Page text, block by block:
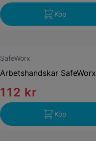
Köp
SafeWorx
Arbetshandskar SafeWorx
112 kr
Köp